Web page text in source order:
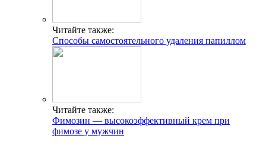
Читайте также:
Способы самостоятельного удаления папиллом
Читайте также:
Фимозин — высокоэффективный крем при
фимозе у мужчин